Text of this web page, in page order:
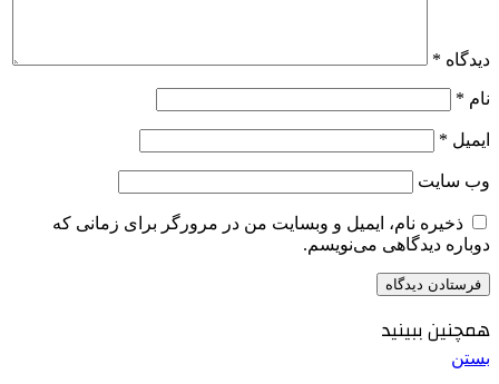
دیدگاه *
نام *
ایمیل *
وب‌ سایت
ذخیره نام، ایمیل و وبسایت من در مرورگر برای زمانی که
دوباره دیدگاهی می‌نویسم.
همچنین ببینید
بستن